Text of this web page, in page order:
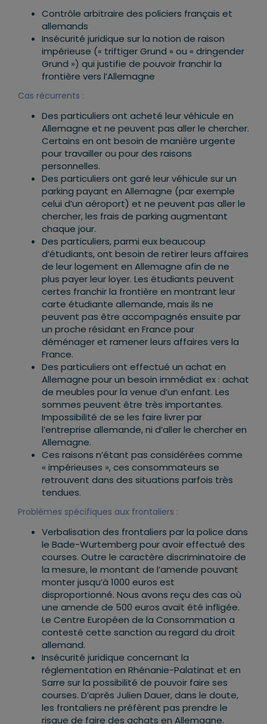
Contrôle arbitraire des policiers français et
allemands
Insécurité juridique sur la notion de raison
impérieuse (« triftiger Grund » ou « dringender
Grund ») qui justifie de pouvoir franchir la
frontière vers l’Allemagne
Cas récurrents :
Des particuliers ont acheté leur véhicule en
Allemagne et ne peuvent pas aller le chercher.
Certains en ont besoin de manière urgente
pour travailler ou pour des raisons
personnelles.
Des particuliers ont garé leur véhicule sur un
parking payant en Allemagne (par exemple
celui d’un aéroport) et ne peuvent pas aller le
chercher, les frais de parking augmentant
chaque jour.
Des particuliers, parmi eux beaucoup
d’étudiants, ont besoin de retirer leurs affaires
de leur logement en Allemagne afin de ne
plus payer leur loyer. Les étudiants peuvent
certes franchir la frontière en montrant leur
carte étudiante allemande, mais ils ne
peuvent pas être accompagnés ensuite par
un proche résidant en France pour
déménager et ramener leurs affaires vers la
France.
Des particuliers ont effectué un achat en
Allemagne pour un besoin immédiat ex : achat
de meubles pour la venue d’un enfant. Les
sommes peuvent être très importantes.
Impossibilité de se les faire livrer par
l’entreprise allemande, ni d’aller le chercher en
Allemagne.
Ces raisons n’étant pas considérées comme
« impérieuses », ces consommateurs se
retrouvent dans des situations parfois très
tendues.
Problèmes spécifiques aux frontaliers :
Verbalisation des frontaliers par la police dans
le Bade-Wurtemberg pour avoir effectué des
courses. Outre le caractère discriminatoire de
la mesure, le montant de l’amende pouvant
monter jusqu’à 1000 euros est
disproportionné. Nous avons reçu des cas où
une amende de 500 euros avait été infligée.
Le Centre Européen de la Consommation a
contesté cette sanction au regard du droit
allemand.
Insécurité juridique concernant la
réglementation en Rhénanie-Palatinat et en
Sarre sur la possibilité de pouvoir faire ses
courses. D’après Julien Dauer, dans le doute,
les frontaliers ne préfèrent pas prendre le
risque de faire des achats en Allemagne.